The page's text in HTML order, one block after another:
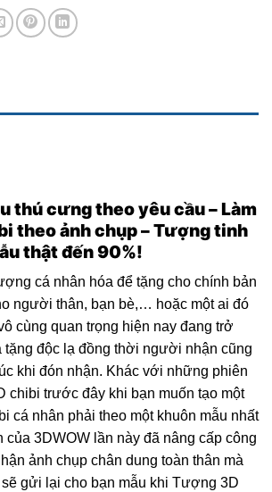
thú cưng theo yêu cầu – Làm
theo ảnh chụp – Tượng tinh
thật đến 90%!
cá nhân hóa để tặng cho chính bản
người thân, bạn bè,… hoặc một ai đó
cùng quan trọng hiện nay đang trở
tặng độc lạ đồng thời người nhận cũng
khi đón nhận. Khác với những phiên
chibi trước đây khi bạn muốn tạo một
cá nhân phải theo một khuôn mẫu nhất
của 3DWOW lần này đã nâng cấp công
ảnh chụp chân dung toàn thân mà
gửi lại cho bạn mẫu khi Tượng 3D